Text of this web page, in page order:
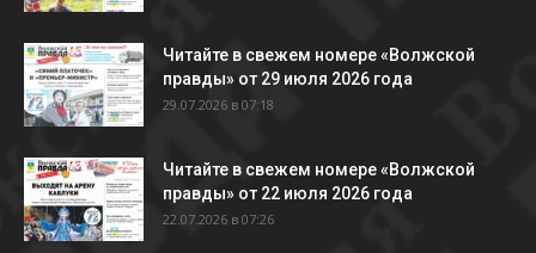
Читайте в свежем номере «Волжской
правды» от 29 июля 2026 года
29.07.2026 в 07:18
Читайте в свежем номере «Волжской
правды» от 22 июля 2026 года
22.07.2026 в 07:26